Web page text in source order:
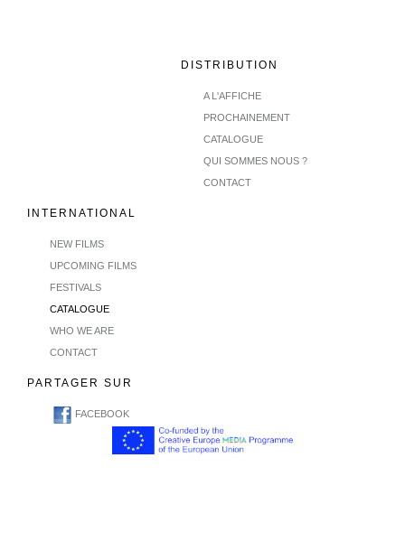
DISTRIBUTION
A L'AFFICHE
PROCHAINEMENT
CATALOGUE
QUI SOMMES NOUS ?
CONTACT
INTERNATIONAL
NEW FILMS
UPCOMING FILMS
FESTIVALS
CATALOGUE
WHO WE ARE
CONTACT
PARTAGER SUR
FACEBOOK